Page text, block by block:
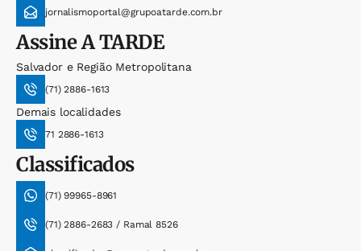
jornalismoportal@grupoatarde.com.br
AssineA TARDE
Salvador e Região Metropolitana
(71) 2886-1613
Demais localidades
71 2886-1613
Classificados
(71) 99965-8961
(71) 2886-2683 / Ramal 8526